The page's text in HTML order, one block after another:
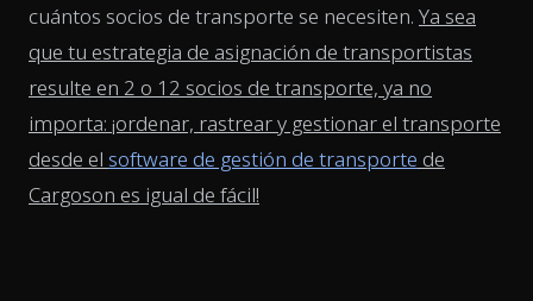
cuántos socios de transporte se necesiten. Ya sea
que tu estrategia de asignación de transportistas
resulte en 2 o 12 socios de transporte, ya no
importa: ¡ordenar, rastrear y gestionar el transporte
desde el software de gestión de transporte de
Cargoson es igual de fácil!